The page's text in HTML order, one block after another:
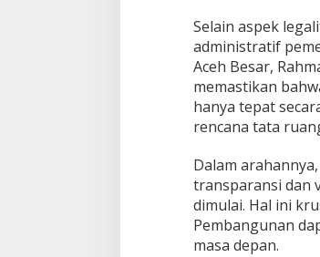
Selain aspek
administratif
Aceh Besar,
memastikan
hanya tepat
rencana tata
Dalam
transparansi dan
dimulai. Hal ini
Pembangunan
masa depan.